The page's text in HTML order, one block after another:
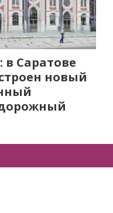
Саратове
новый